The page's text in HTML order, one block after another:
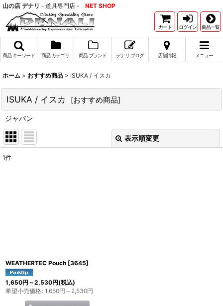
山の店 デナリ - 道具専門店 - NET SHOP
カート ログイン 商品一覧
商品 キーワード 商品 カテゴリ 商品 ブランド デナリ ブログ 店舗情報 メニュー
ホーム > おすすめ商品 > ISUKA / イスカ
ISUKA / イスカ [おすすめ商品]
ジャパン
表示順変更
1件
WEATHERTEC Pouch [3645]
1,650円 ～2,530円(税込)
希望小売価格: 1,650円 ～2,530円